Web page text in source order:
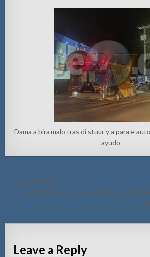
Dama a bira malo tras di stuur y a para e
ayudo
Post
navigation
← Caso Quetzal
Hoben a bora su pia cu halado
Leave a Reply